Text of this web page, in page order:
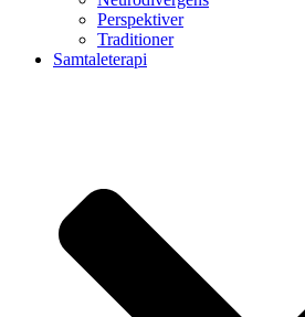
Perspektiver
Traditioner
Samtaleterapi